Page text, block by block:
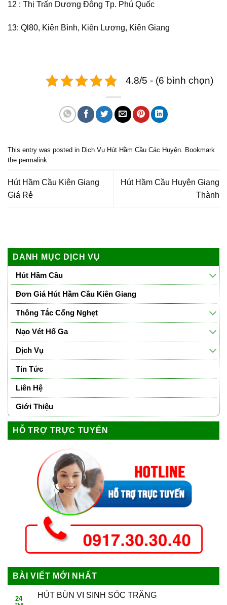
12 : Thị Trấn Dương Đông Tp. Phú Quốc
13: Ql80, Kiên Bình, Kiên Lương, Kiên Giang
4.8/5 - (6 bình chọn)
This entry was posted in Dịch Vụ Hút Hầm Cầu Các Huyện . Bookmark
the permalink
Hút Hầm Cầu Kiên Giang
Giá Rẻ
Hút Hầm Cầu Huyện Giang
Thành
DANH MỤC DỊCH VỤ
Hút Hầm Cầu
Đơn Giá Hút Hầm Cầu Kiên Giang
Thông Tắc Cống Nghẹt
Nạo Vét Hố Ga
Dịch Vụ
Tin Tức
Liên Hệ
Giới Thiệu
HỖ TRỢ TRỰC TUYẾN
BÀI VIẾT MỚI NHẤT
24 HÚT BÙN VI SINH SÓC TRĂNG